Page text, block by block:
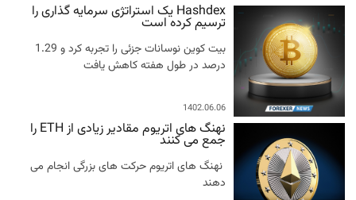
Hashdex یک استراتژی سرمایه گذاری را
ترسیم کرده است
بیت کوین نوسانات جزئی را تجربه کرد و 1.29
درصد در طول هفته کاهش یافت
1402.06.06
نهنگ های اتریوم مقادیر زیادی از ETH را
جمع می کنند
نهنگ های اتریوم حرکت های بزرگی انجام می
دهند